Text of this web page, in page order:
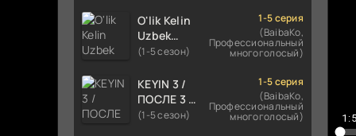
HIND KINO
2024
TARJIMA
Skachat
O'lik Kelin
Uzbek
tilida 2023
Tarjima
kino
skachat
(1-5 сезон)
1-5 серия
(BaibaKo,
Профессиональный
многоголосый)
KEYIN 3 /
ПОСЛЕ 3 /
AFTER 3
(1-5 сезон)
1-5 серия
(BaibaKo,
Профессиональный
многоголосый)